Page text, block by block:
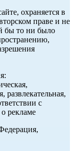
охраняется в
праве и не
бы то ни было
развлекательная,
с
рекламе